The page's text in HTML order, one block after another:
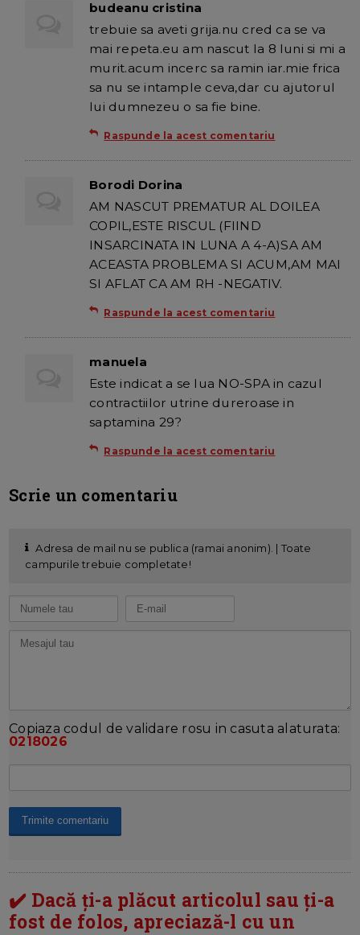
budeanu cristina
trebuie sa aveti grija.nu cred ca se va
mai repeta.eu am nascut la 8 luni si mi a
murit.acum incerc sa ramin iar.mie frica
sa nu se intample ceva,dar cu ajutorul
lui dumnezeu o sa fie bine.
Raspunde la acest comentariu
Borodi Dorina
AM NASCUT PREMATUR AL DOILEA
COPIL,ESTE RISCUL (FIIND
INSARCINATA IN LUNA A 4-A)SA AM
ACEASTA PROBLEMA SI ACUM,AM MAI
SI AFLAT CA AM RH -NEGATIV.
Raspunde la acest comentariu
manuela
Este indicat a se lua NO-SPA in cazul
contractiilor utrine dureroase in
saptamina 29?
Raspunde la acest comentariu
Scrie un comentariu
Adresa de mail nu se publica (ramai anonim). | Toate
campurile trebuie completate!
Copiaza codul de validare rosu in casuta alaturata:
0218026
✔️ Dacă ți-a plăcut articolul sau ți-a
fost de folos, apreciază-l cu un